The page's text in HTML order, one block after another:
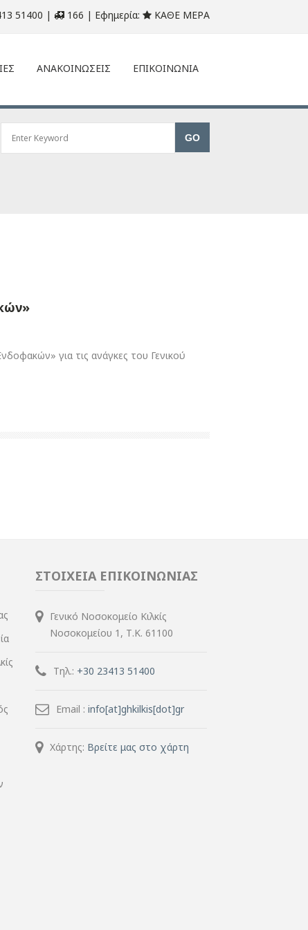
51400 | 166 | Εφημερία: ΚΑΘΕ ΜΕΡΑ
ΑΝΑΚΟΙΝΩΣΕΙΣ ΕΠΙΚΟΙΝΩΝΙΑ
για τις ανάγκες του Γενικού
ΣΤΟΙΧΕΙΑ ΕΠΙΚΟΙΝΩΝΙΑΣ
Γενικό Νοσοκομείο Κιλκίς
Νοσοκομείου 1, Τ.Κ. 61100
Τηλ.: +30 23413 51400
Email : info[at]ghkilkis[dot]gr
Χάρτης: Βρείτε μας στο χάρτη